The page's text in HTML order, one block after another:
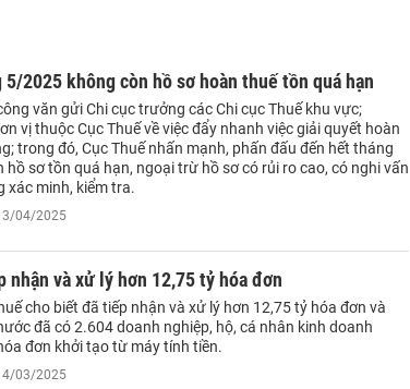
5/2025 không còn hồ sơ hoàn thuế tồn quá hạn
văn gửi Chi cục trưởng các Chi cục Thuế khu vực;
vị thuộc Cục Thuế về việc đẩy nhanh việc giải quyết hoàn
trong đó, Cục Thuế nhấn mạnh, phấn đấu đến hết tháng
sơ tồn quá hạn, ngoại trừ hồ sơ có rủi ro cao, có nghi vấn
xác minh, kiểm tra.
04/2025
nhận và xử lý hơn 12,75 tỷ hóa đơn
cho biết đã tiếp nhận và xử lý hơn 12,75 tỷ hóa đơn và
đã có 2.604 doanh nghiệp, hộ, cá nhân kinh doanh
đơn khởi tạo từ máy tính tiền.
03/2025